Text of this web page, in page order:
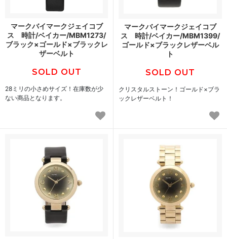
マークバイマークジェイコブ
ス 時計/ベイカー/MBM1273/
ブラック×ゴールド×ブラックレ
ザーベルト
SOLD OUT
28ミリの小さめサイズ！在庫数が少
ない商品となります。
マークバイマークジェイコブ
ス 時計/ベイカー/MBM1399/
ゴールド×ブラックレザーベル
ト
SOLD OUT
クリスタルストーン！ゴールド×ブラ
ックレザーベルト！